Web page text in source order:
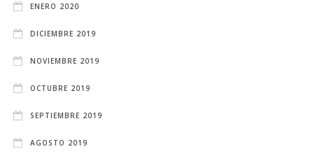
ENERO 2020
DICIEMBRE 2019
NOVIEMBRE 2019
OCTUBRE 2019
SEPTIEMBRE 2019
AGOSTO 2019